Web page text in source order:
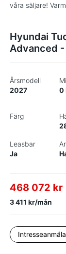
våra säljare!
Hyundai
Advanced -
Årsmodell
2027
0
Färg
Leasbar
Ja
468 072 kr
3 411 kr/mån